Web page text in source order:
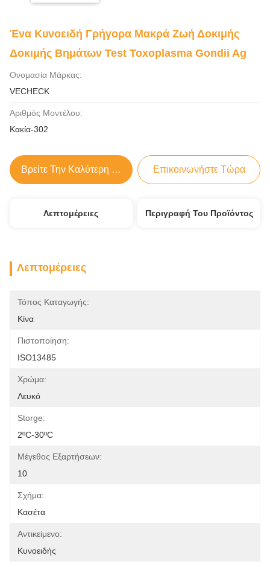
Ένα Κυνοειδή Γρήγορα Μακρά Ζωή Δοκιμής
Δοκιμής Βημάτων Test Toxoplasma Gondii Ag
Ονομασία Μάρκας:
VECHECK
Αριθμός Μοντέλου:
Κακία-302
Βρείτε Την Καλύτερη Τιμή Επικοινωνήστε Τώρα
Λεπτομέρειες Περιγραφή Του Προϊόντος
Λεπτομέρειες
Τόπος Καταγωγής:
Κίνα
Πιστοποίηση:
ISO13485
Χρώμα:
Λευκό
Storge:
2ºC-30ºC
Μέγεθος Εξαρτήσεων:
10
Σχήμα:
Κασέτα
Αντικείμενο:
Κυνοειδής